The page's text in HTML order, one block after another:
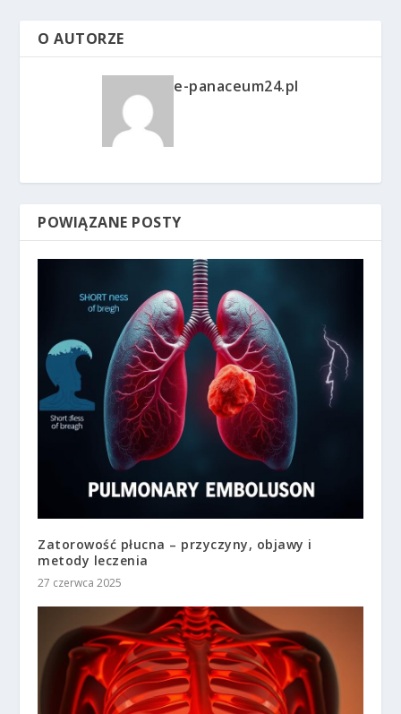
O AUTORZE
e-panaceum24.pl
POWIĄZANE POSTY
Zatorowość płucna – przyczyny, objawy i
metody leczenia
27 czerwca 2025